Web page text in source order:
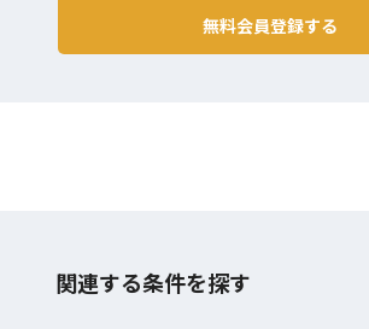
無料会員登録する
関連する条件を探す